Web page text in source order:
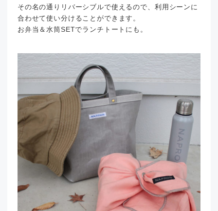
その名の通りリバーシブルで使えるので、利用シーンに
合わせて使い分けることができます。
お弁当＆水筒SETでランチトートにも。